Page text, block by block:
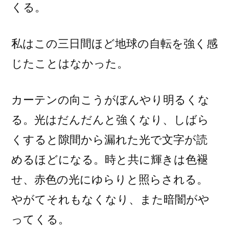
くる。
私はこの三日間ほど地球の自転を強く感
じたことはなかった。
カーテンの向こうがぼんやり明るくな
る。光はだんだんと強くなり、しばら
くすると隙間から漏れた光で文字が読
めるほどになる。時と共に輝きは色褪
せ、赤色の光にゆらりと照らされる。
やがてそれもなくなり、また暗闇がや
ってくる。